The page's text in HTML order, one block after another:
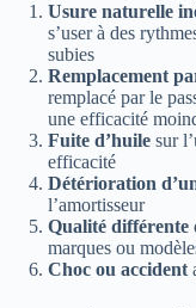
Usure naturelle
s’user à des
subies
Remplacement
remplacé par le
une efficacité
Fuite d’huile sur
efficacité
Détérioration
l’amortisseur
Qualité différente
marques ou
Choc ou accident